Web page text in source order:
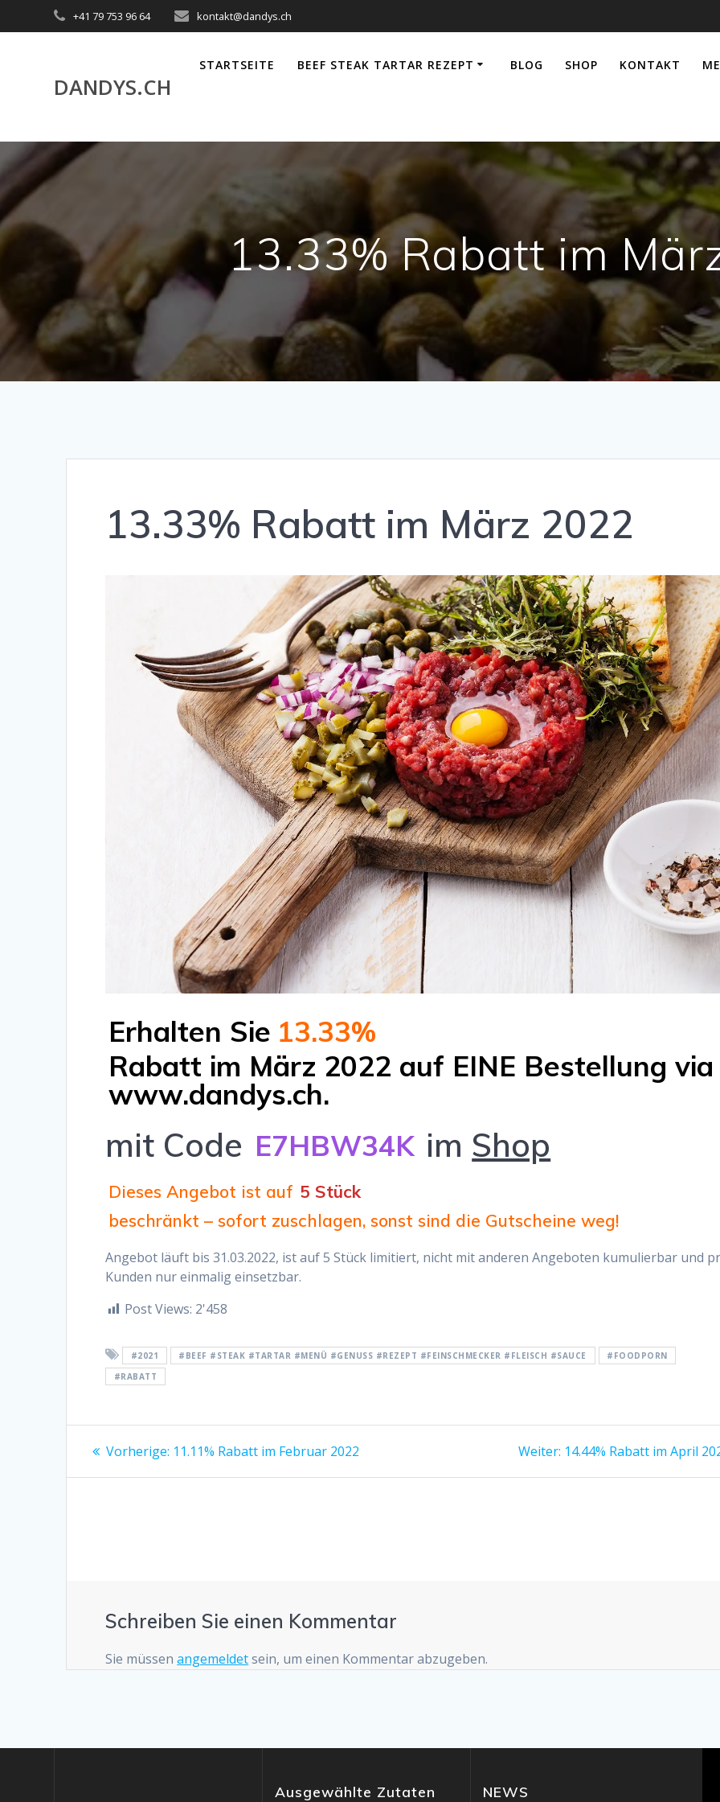
User
+41 79 753 96 64 kontakt@dandys.ch
DANDYS.CH
STARTSEITE BEEF STEAK TARTAR REZEPT BLOG SHOP KONTAKT
13.33% Rabatt im
13.33% Rabatt im März 2022
Erhalten Sie 13.33%
Rabatt im März 2022 auf EINE Bestellung via
www.dandys.ch.
mit Code E7HBW34K im Shop
Dieses Angebot ist auf 5 Stück
beschränkt – sofort zuschlagen, sonst sind die Gutscheine weg!
Angebot läuft bis 31.03.2022, ist auf 5 Stück limitiert, nicht mit anderen Angeboten kumulierbar und
Kunden nur einmalig einsetzbar.
Post Views: 2'458
#2021 #BEEF #STEAK #TARTAR #MENÜ #GENUSS #REZEPT #FEINSCHMECKER #FLEISCH #SAUCE
#FOODPORN
#RABATT
Beitrags-
Navigation
Vorherige: Vorheriger
11.11% Rabatt im Februar 2022 Weiter: Nächster
14.44% Rabatt im April
Schreiben Sie einen Kommentar
Sie müssenangemeldetsein, um einen Kommentar abzugeben.
Ausgewählte Zutaten NEWS